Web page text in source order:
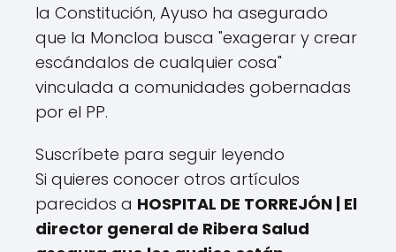
la Constitución, Ayuso ha asegurado
que la Moncloa busca "exagerar y crear
escándalos de cualquier cosa"
vinculada a comunidades gobernadas
por el PP.
Suscríbete para seguir leyendo
Si quieres conocer otros artículos
parecidos a HOSPITAL DE TORREJÓN | El
director general de Ribera Salud